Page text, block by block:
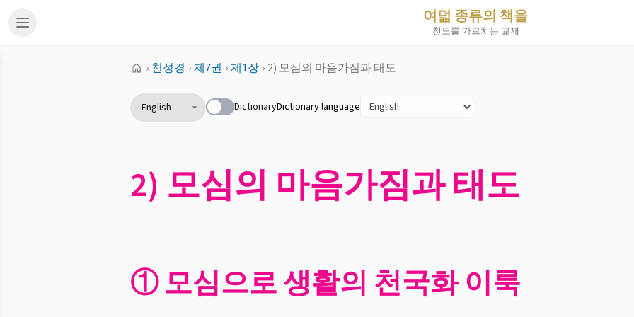
여덟 종류의 책을
천도를 가르치는 교재
› 천성경 ›제7권 ›제1장 › 2) 모심의 마음가짐과 태도
English DictionaryDictionary language
2) 모심의 마음가짐과 태도
① 모심으로 생활의 천국화 이룩